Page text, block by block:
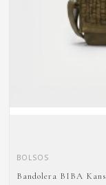
BOLSOS
Bandolera BIBA